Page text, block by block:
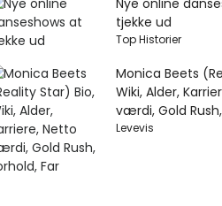
Nye online
tjekke ud
Top Historier
Monica Beets
Wiki, Alder,
værdi, Gold
Levevis